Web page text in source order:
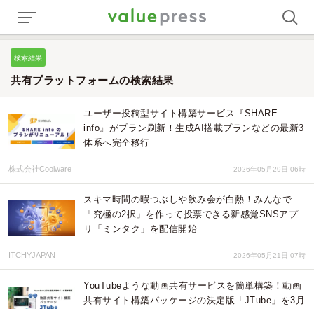
検索結果
共有プラットフォームの検索結果
ユーザー投稿型サイト構築サービス『SHARE
info』がプラン刷新！生成AI搭載プランなどの最新3
体系へ完全移行
株式会社Coolware 2026年05月29日 06時
スキマ時間の暇つぶしや飲み会が白熱！みんなで
「究極の2択」を作って投票できる新感覚SNSアプ
リ「ミンタク」を配信開始
ITCHYJAPAN 2026年05月21日 07時
YouTubeような動画共有サービスを簡単構築！動画
共有サイト構築パッケージの決定版「JTube」を3月